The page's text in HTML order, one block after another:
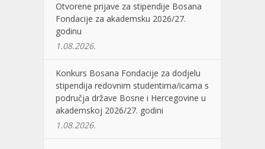
Otvorene prijave za stipendije Bosana
Fondacije za akademsku 2026/27.
godinu
1.08.2026.
Konkurs Bosana Fondacije za dodjelu
stipendija redovnim studentima/icama s
područja države Bosne i Hercegovine u
akademskoj 2026/27. godini
1.08.2026.